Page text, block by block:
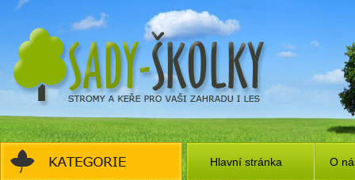
Hlavní stránka O